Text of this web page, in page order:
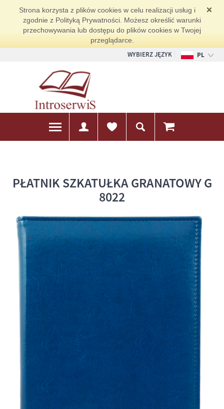
Strona korzysta z plików cookies w celu realizacji usług i
zgodnie z Polityką Prywatności. Możesz określić warunki
przechowywania lub dostępu do plików cookies w Twojej
przeglądarce.
WYBIERZ JĘZYK
PL
PŁATNIK SZKATUŁKA GRANATOWY G
8022